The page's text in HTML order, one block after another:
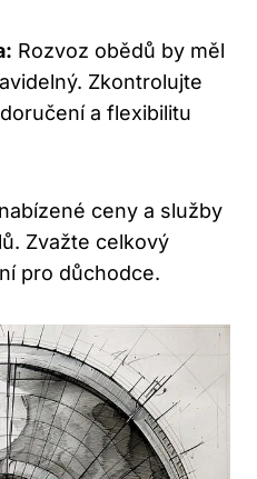
Rozvoz obědů by měl
Zkontrolujte
a flexibilitu
ceny a služby
Zvažte celkový
pro důchodce.